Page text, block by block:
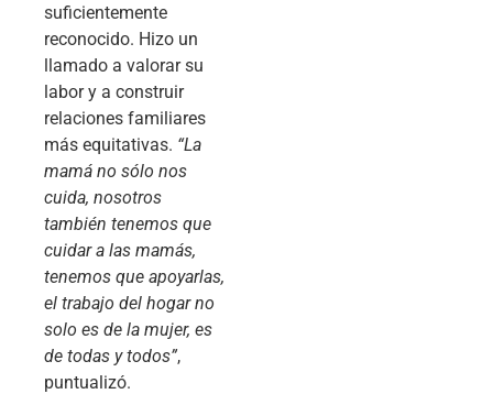
suficientemente
reconocido. Hizo un
llamado a valorar su
labor y a construir
relaciones familiares
más equitativas. “La
mamá no sólo nos
cuida, nosotros
también tenemos que
cuidar a las mamás,
tenemos que apoyarlas,
el trabajo del hogar no
solo es de la mujer, es
de todas y todos”,
puntualizó.